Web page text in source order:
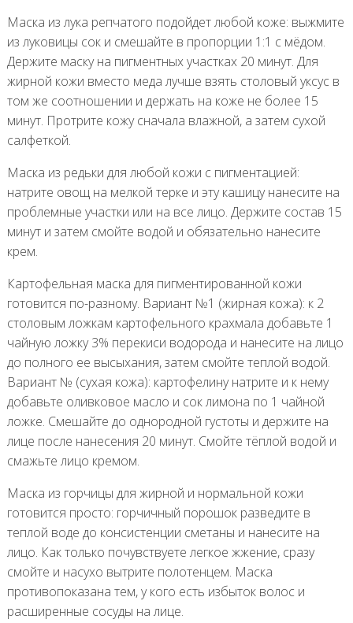
Маска из лука репчатого подойдет любой коже: выжмите
из луковицы сок и смешайте в пропорции 1:1 с мёдом.
Держите маску на пигментных участках 20 минут. Для
жирной кожи вместо меда лучше взять столовый уксус в
том же соотношении и держать на коже не более 15
минут. Протрите кожу сначала влажной, а затем сухой
салфеткой.
Маска из редьки для любой кожи с пигментацией:
натрите овощ на мелкой терке и эту кашицу нанесите на
проблемные участки или на все лицо. Держите состав 15
минут и затем смойте водой и обязательно нанесите
крем.
Картофельная маска для пигментированной кожи
готовится по-разному. Вариант №1 (жирная кожа): к 2
столовым ложкам картофельного крахмала добавьте 1
чайную ложку 3% перекиси водорода и нанесите на лицо
до полного ее высыхания, затем смойте теплой водой.
Вариант № (сухая кожа): картофелину натрите и к нему
добавьте оливковое масло и сок лимона по 1 чайной
ложке. Смешайте до однородной густоты и держите на
лице после нанесения 20 минут. Смойте тёплой водой и
смажьте лицо кремом.
Маска из горчицы для жирной и нормальной кожи
готовится просто: горчичный порошок разведите в
теплой воде до консистенции сметаны и нанесите на
лицо. Как только почувствуете легкое жжение, сразу
смойте и насухо вытрите полотенцем. Маска
противопоказана тем, у кого есть избыток волос и
расширенные сосуды на лице.